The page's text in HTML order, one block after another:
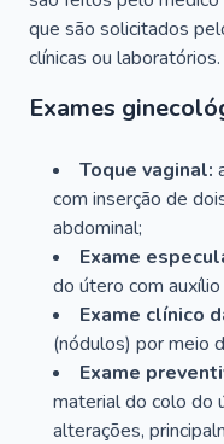
que são solicitados
clínicas ou laboratórios.
Exames
Toque vaginal:
com inserção de
abdominal;
Exame
do útero com
Exame clínico
(nódulos) por meio
Exame
material do colo do
alterações,